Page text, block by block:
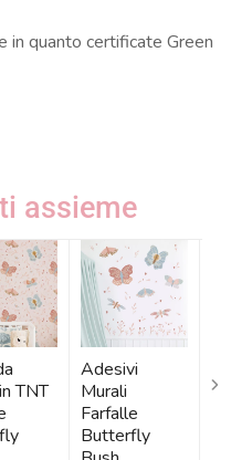
in quanto certificate Green
assieme
TNT
Adesivi
Murali
Farfalle
Butterfly
per